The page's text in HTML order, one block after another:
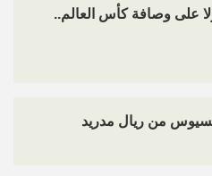
على وصافة كأس العالم..
من ريال مدريد